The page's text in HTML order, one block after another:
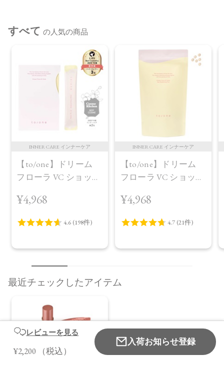
レビューを見る
¥2,200 （税込）
入荷お知らせ登録
すべて の人気の商品
INNER CARE インナーケア
【to/one】ドリーム
フローラ VC ショット
¥4,968
INNER CARE インナーケア
【to/one】ドリーム
フローラ VC ショット
プラス＜限定品＞
¥4,968
最近チェックしたアイテム